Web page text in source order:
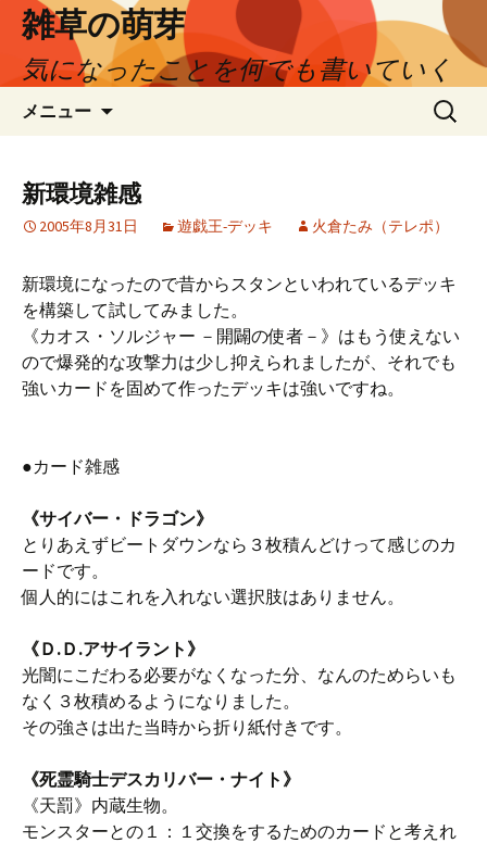
ン
へ
雑草の萌芽
気になったことを何でも書いていく
メニュー
検
索:
新環境雑感
2005年8月31日 遊戯王-デッキ 火倉たみ（テレポ）
新環境になったので昔からスタンといわれているデッキ
を構築して試してみました。
《カオス・ソルジャー －開闢の使者－》はもう使えない
ので爆発的な攻撃力は少し抑えられましたが、それでも
強いカードを固めて作ったデッキは強いですね。
●カード雑感
《サイバー・ドラゴン》
とりあえずビートダウンなら３枚積んどけって感じのカ
ードです。
個人的にはこれを入れない選択肢はありません。
《Ｄ.Ｄ.アサイラント》
光闇にこだわる必要がなくなった分、なんのためらいも
なく３枚積めるようになりました。
その強さは出た当時から折り紙付きです。
《死霊騎士デスカリバー・ナイト》
《天罰》内蔵生物。
モンスターとの１：１交換をするためのカードと考えれ